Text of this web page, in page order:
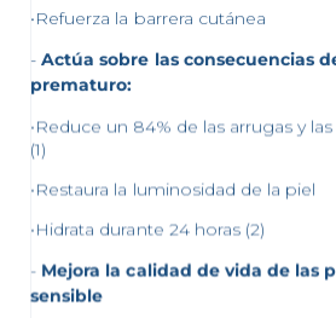
•Refuerza la barrera cutánea
Actúa sobre las consecuencias
prematuro:
•Reduce un 84% de las arrugas y
(1)
•Restaura la luminosidad de la piel
•Hidrata durante 24 horas (2)
Mejora la calidad de vida de las
sensible